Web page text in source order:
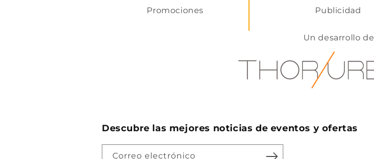
Promociones Publicidad
Un desarrollo de
Descubre las mejores noticias de eventos y ofertas
Correo electrónico